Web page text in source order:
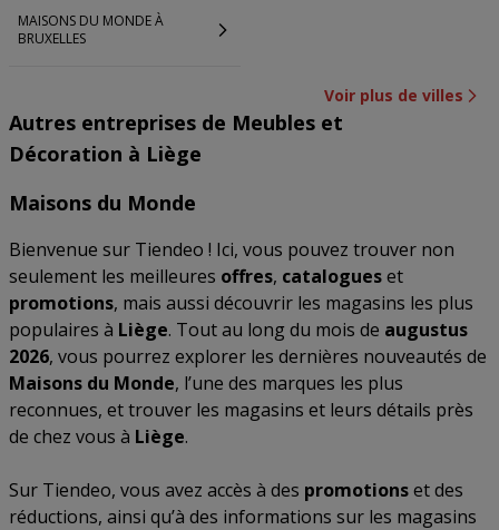
MAISONS DU MONDE À
BRUXELLES
Voir plus de villes
Autres entreprises de Meubles et
Décoration à Liège
Maisons du Monde
Bienvenue sur Tiendeo ! Ici, vous pouvez trouver non
seulement les meilleures offres, catalogueset
promotions, mais aussi découvrir les magasins les plus
populaires à Liège. Tout au long du mois de augustus
2026, vous pourrez explorer les dernières nouveautés de
Maisons du Monde, l’une des marques les plus
reconnues, et trouver les magasins et leurs détails près
de chez vous à Liège.
Sur Tiendeo, vous avez accès à des promotionset des
réductions, ainsi qu’à des informations sur les magasins